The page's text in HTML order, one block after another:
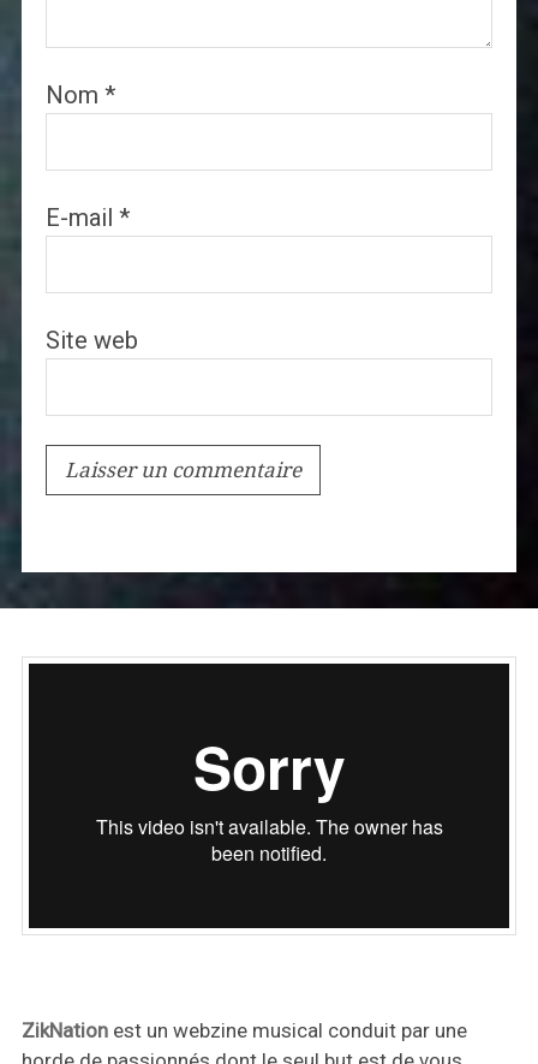
Nom *
E-mail *
Site web
ZikNationest un webzine musical conduit par une